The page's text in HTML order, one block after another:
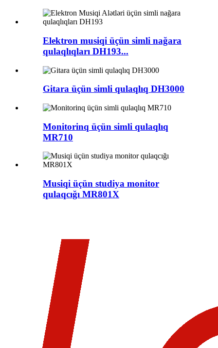
Elektron musiqi üçün simli nağara
qulaqlıqları DH193...
Gitara üçün simli qulaqlıq DH3000
Monitorinq üçün simli qulaqlıq
MR710
Musiqi üçün studiya monitor
qulaqcığı MR801X